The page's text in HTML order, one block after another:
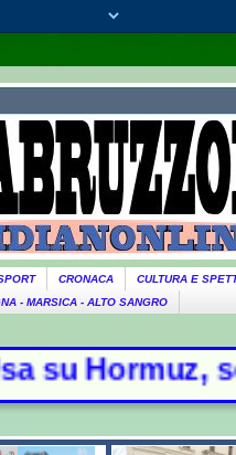
CRONACA
CULTURA E
- MARSICA - ALTO SANGRO
solo con